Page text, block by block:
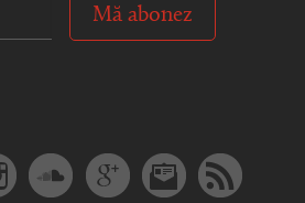
Mă abonez